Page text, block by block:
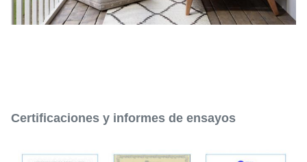
Certificaciones y informes de ensayos